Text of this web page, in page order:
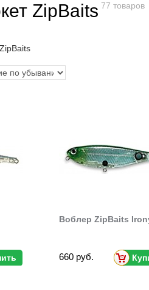
ZipBaits 77 товаров
ZipBaits
Воблер ZipBaits
660 руб.